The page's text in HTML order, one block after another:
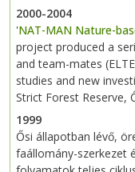
2000-2004
'NAT-MAN Nature-
project produced a
and team-mates
studies and new
Strict Forest Reserve,
1999
Ősi állapotban lévő,
faállomány-szerkezet